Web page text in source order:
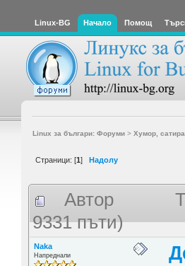
Linux-BG Начало Помощ
Linux за българи: Форуми> Хумор,
Страници: [1] Надолу
Автор
9331 пъти)
Naka
Напреднали